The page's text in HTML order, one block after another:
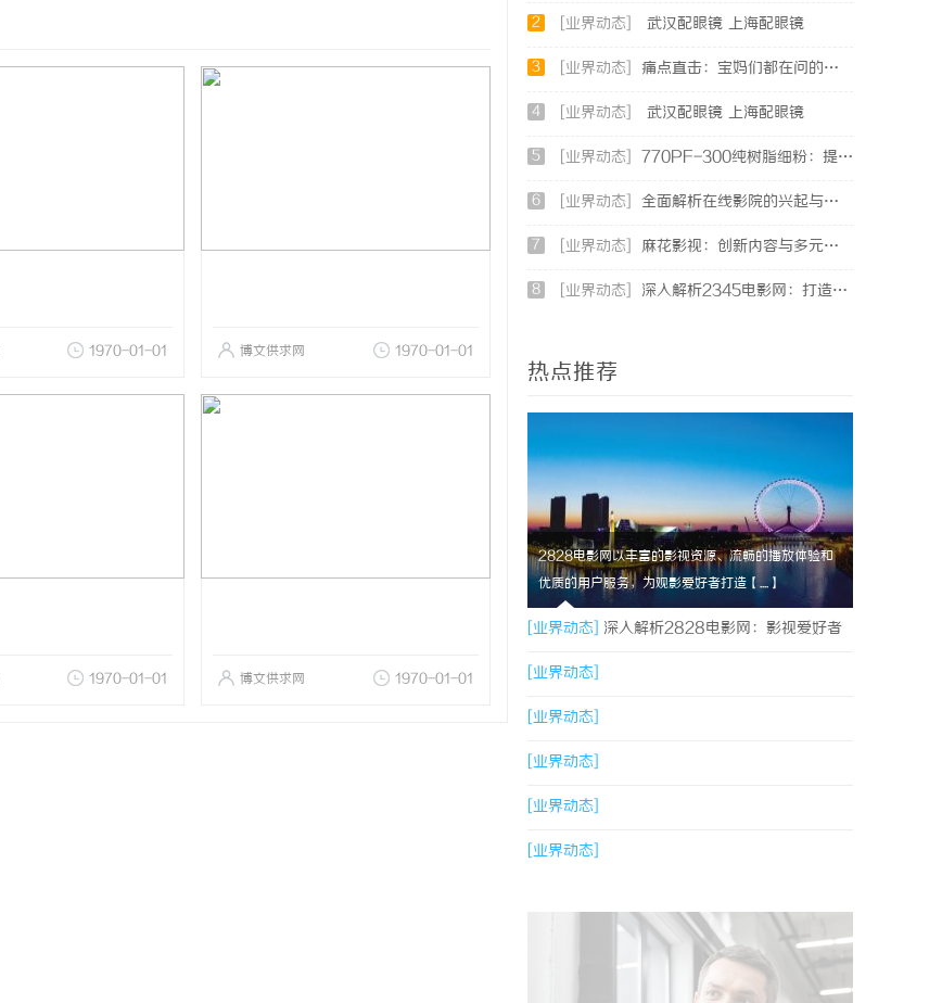
1970-01-01 博文供求网 1970-01-01
1970-01-01 博文供求网 1970-01-01
2 [业界动态] 武汉配眼镜 上海配眼镜
3 [业界动态] 痛点直击：宝妈们都在问的“绿色环保母婴纸巾”到底怎么选？
4 [业界动态] 武汉配眼镜 上海配眼镜
5 [业界动态] 770PF-300纯树脂细粉：提升塑料制品性能的新选择
6 [业界动态] 全面解析在线影院的兴起与未来发展趋势探讨
7 [业界动态] 麻花影视：创新内容与多元化发展的影视新势力
8 [业界动态] 深入解析2345电影网：打造优质影视资源的平台优势与功能详解
热点推荐
2828电影网以丰富的影视资源、流畅的播放体验和
优质的用户服务，为观影爱好者打造【....】
[业界动态] 深入解析2828电影网：影视爱好者
的优质观影平台体验
[业界动态]
[业界动态]
[业界动态]
[业界动态]
[业界动态]